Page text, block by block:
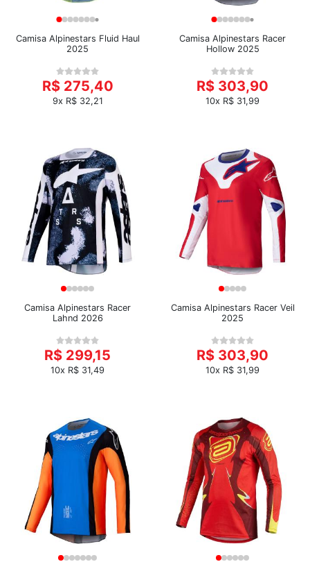
Camisa Alpinestars Fluid Haul
2025
R$ 275,40
9x R$ 32,21
Camisa Alpinestars Racer
Hollow 2025
R$ 303,90
10x R$ 31,99
Camisa Alpinestars Racer
Lahnd 2026
R$ 299,15
10x R$ 31,49
Camisa Alpinestars Racer Veil
2025
R$ 303,90
10x R$ 31,99